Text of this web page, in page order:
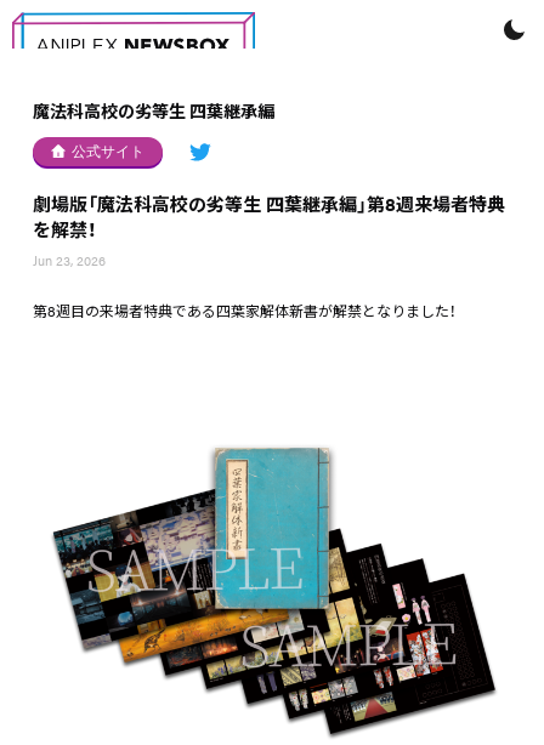
魔法科高校の劣等生 四葉継承編
公式サイト
劇場版「魔法科高校の劣等生 四葉継承編」第8週来場者特典
を解禁！
Jun 23, 2026
第8週目の来場者特典である四葉家解体新書が解禁となりました！